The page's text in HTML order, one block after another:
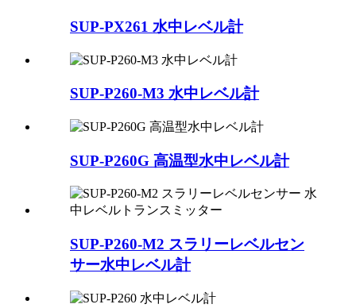
SUP-PX261 水中レベル計
SUP-P260-M3 水中レベル計
SUP-P260G 高温型水中レベル計
SUP-P260-M2 スラリーレベルセン
サー水中レベル計